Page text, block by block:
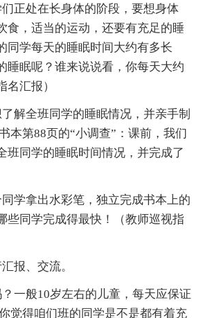
正处在长身体的阶段，要想身体
食，适当的运动，还要有充足的睡
同学每天的睡眠时间大约有多长
睡眠呢？谁来说说看，你每天大约
名汇报）
解全班同学的睡眠情况，并亲手制
本第88页的“小调查”：课前，我们
班同学的睡眠时间情况，并完成了
学拿出水彩笔，独立完成书本上的
些同学完成得最快！（教师巡视指
报、交流。
一般10岁左右的儿童，每天应保证
觉得咱们班的同学是不是都有着充